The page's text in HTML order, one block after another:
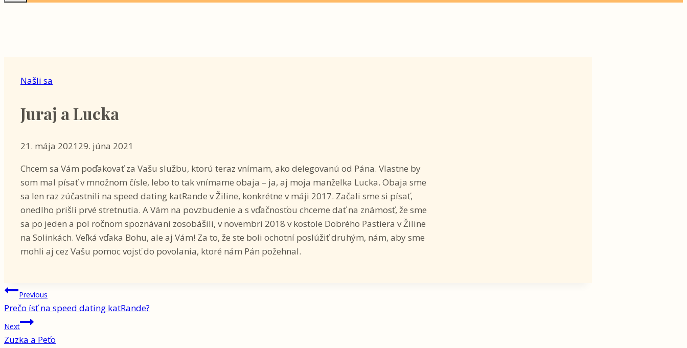
Našli sa
Juraj a Lucka
21. mája 2021 29. júna 2021
Chcem sa Vám poďakovať za Vašu službu, ktorú teraz vnímam, ako delegovanú od Pána. Vlastne by
som mal písať v množnom čísle, lebo to tak vnímame obaja – ja, aj moja manželka Lucka. Obaja sme
sa len raz zúčastnili na speed dating katRande v Žiline, konkrétne v máji 2017. Začali sme si písať,
onedlho prišli prvé stretnutia. A Vám na povzbudenie a s vďačnosťou chceme dať na známosť, že sme
sa po jeden a pol ročnom spoznávaní zosobášili, v novembri 2018 v kostole Dobrého Pastiera v Žiline
na Solinkách. Veľká vďaka Bohu, ale aj Vám! Za to, že ste boli ochotní poslúžiť druhým, nám, aby sme
mohli aj cez Vašu pomoc vojsť do povolania, ktoré nám Pán požehnal.
Navigácia
v
článku
Previous
Prečo ísť na speed dating katRande?
Next
Zuzka a Peťo